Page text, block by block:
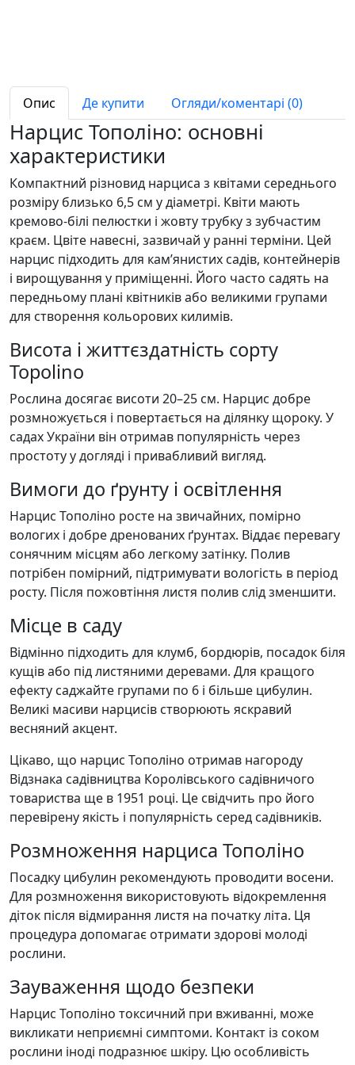
Опис Де купити Огляди/коментарі (0)
Нарцис Тополіно: основні
характеристики
Компактний різновид нарциса з квітами середнього
розміру близько 6,5 см у діаметрі. Квіти мають
кремово-білі пелюстки і жовту трубку з зубчастим
краєм. Цвіте навесні, зазвичай у ранні терміни. Цей
нарцис підходить для кам’янистих садів, контейнерів
і вирощування у приміщенні. Його часто садять на
передньому плані квітників або великими групами
для створення кольорових килимів.
Висота і життєздатність сорту
Topolino
Рослина досягає висоти 20–25 см. Нарцис добре
розмножується і повертається на ділянку щороку. У
садах України він отримав популярність через
простоту у догляді і привабливий вигляд.
Вимоги до ґрунту і освітлення
Нарцис Тополіно росте на звичайних, помірно
вологих і добре дренованих ґрунтах. Віддає перевагу
сонячним місцям або легкому затінку. Полив
потрібен помірний, підтримувати вологість в період
росту. Після пожовтіння листя полив слід зменшити.
Місце в саду
Відмінно підходить для клумб, бордюрів, посадок біля
кущів або під листяними деревами. Для кращого
ефекту саджайте групами по 6 і більше цибулин.
Великі масиви нарцисів створюють яскравий
весняний акцент.
Цікаво, що нарцис Тополіно отримав нагороду
Відзнака садівництва Королівського садівничого
товариства ще в 1951 році. Це свідчить про його
перевірену якість і популярність серед садівників.
Розмноження нарциса Тополіно
Посадку цибулин рекомендують проводити восени.
Для розмноження використовують відокремлення
діток після відмирання листя на початку літа. Ця
процедура допомагає отримати здорові молоді
рослини.
Зауваження щодо безпеки
Нарцис Тополіно токсичний при вживанні, може
викликати неприємні симптоми. Контакт із соком
рослини іноді подразнює шкіру. Цю особливість